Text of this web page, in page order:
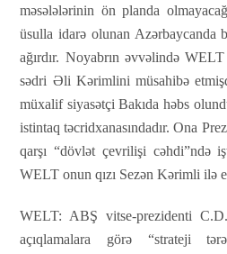
məsələlərinin ön planda
üsulla idarə olunan Azərbaycanda
ağırdır. Noyabrın əvvəlində
sədri Əli Kərimlini müsahibə
müxalif siyasətçi Bakıda həbs
istintaq təcridxanasındadır. Ona
qarşı “dövlət çevrilişi cəhdi”ndə
WELT onun qızı Sezən Kərimli ilə
WELT: ABŞ vitse-prezidenti
açıqlamalara görə “strateji